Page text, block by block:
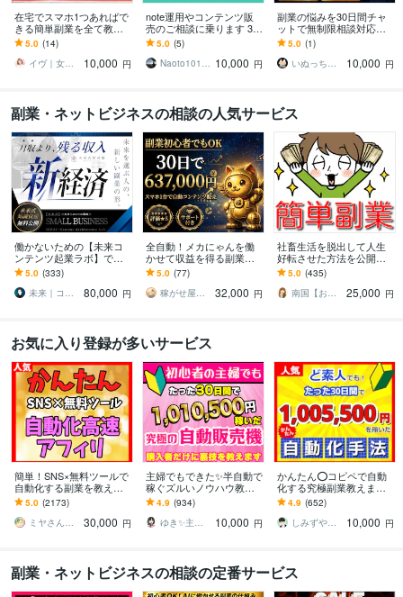
在宅でスマホ1つあればで
きる簡単副業を全て教え
ます 主婦、女性向け｜20
代～80代が初めて稼ぐな
らこれだけやって
5.0 (14)
イヴ｜女性のための電話相談副業サポーター
10,000 円
note運用やコンテンツ販
売のご相談に乗ります 30
日間・無制限でnoteに関
するご相談に乗ります！
5.0 (5)
Naoto1014aaa 10,000 円
副業の悩みを30日間チャ
ットで無制限相談対応し
ます SNS副業・AI活用ま
でなんでも相談できる30
日伴走サポート
5.0 (1)
いぬっち＠コンテンツ×仕組み化副業のプロ
10,000 円
副業・ネットビジネスの相談の人気サービス
働かないための【未来コ
ンテンツ起業ラボ】であ
ります 初心者副業→スモ
ール起業×実践AIスキル獲
得／自動／スマホ
5.0 (333)
未来｜コンテンツ起業ラボ
80,000 円
全自動！メカにゃんを働
かせて収益を得る副業教
えます スマホ１台｜超初
心者向け｜放置型副業｜
自動コンテンツ販売
5.0 (77)
稼がせ屋まさる｜プロマーケター｜２冠達成
32,000 円
社畜生活を脱出して人生
好転させた方法を公開し
ます ツールで自動化→底
辺人生から解放されて理
想の生活♪
5.0 (435)
南国【おうち副業で月収100万】
25,000 円
お気に入り登録が多いサービス
簡単！SNS×無料ツールで
自動化する副業を教えま
す 【マンツーマンサポー
ト】3ステップ作業！仕組
みを増産で加速化
5.0 (2173)
ミヤさん【ネットで月収450万円達成】
30,000 円
主婦でもできた✨半自動で
稼ぐズルいノウハウ教え
ます 3ステップで作成可
能！ほぼ放置で稼ぐ前代
未聞のおすすめ副業！
4.9 (934)
ゆき✨主婦でも月収100万円✨
10,000 円
かんたん⭕️コピペで自動
化する究極副業教えます
超ずるい⚠️スキル経験ゼ
ロでもできる新世代の手
法【超入門編】
4.9 (652)
しみずや＠自動化月収100万円
10,000 円
副業・ネットビジネスの相談の定番サービス